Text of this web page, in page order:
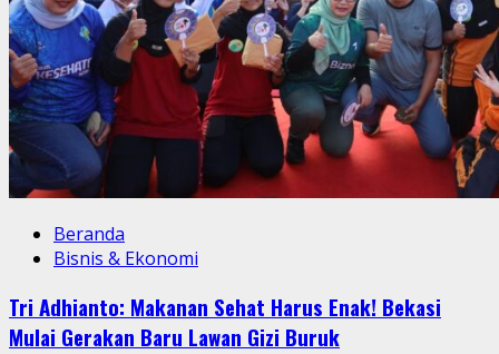
Beranda
Bisnis & Ekonomi
Tri Adhianto: Makanan Sehat Harus Enak! Bekasi
Mulai Gerakan Baru Lawan Gizi Buruk